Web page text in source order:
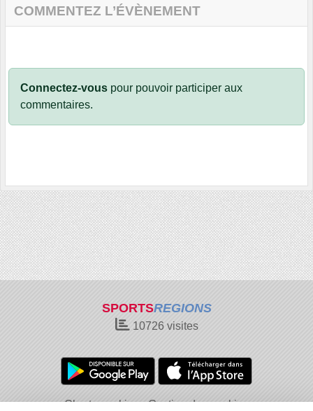
COMMENTEZ L’ÉVÈNEMENT
Connectez-vous pour pouvoir participer aux
commentaires.
SPORTSREGIONS
10726visites
Charte cookies Gestion des cookies